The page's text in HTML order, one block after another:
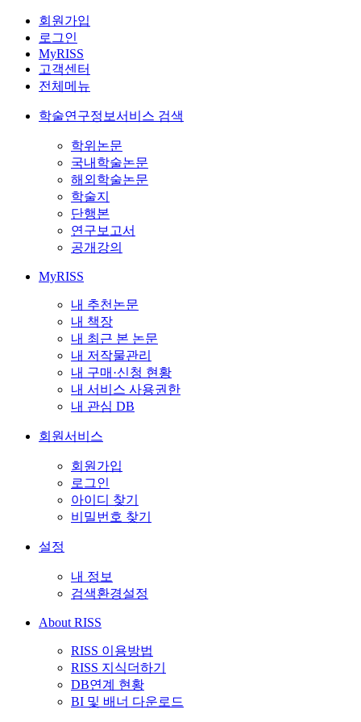
회원가입
로그인
MyRISS
고객센터
전체메뉴
학술연구정보서비스 검색
학위논문
국내학술논문
해외학술논문
학술지
단행본
연구보고서
공개강의
MyRISS
내 추천논문
내 책장
내 최근 본 논문
내 저작물관리
내 구매·신청 현황
내 서비스 사용권한
내 관심 DB
회원서비스
회원가입
로그인
아이디 찾기
비밀번호 찾기
설정
내 정보
검색환경설정
About RISS
RISS 이용방법
RISS 지식더하기
DB연계 현황
BI 및 배너 다운로드